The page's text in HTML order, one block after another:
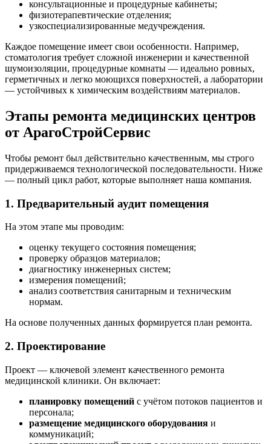
консультационные и процедурные кабинеты;
физиотерапевтические отделения;
узкоспециализированные медучреждения.
Каждое помещение имеет свои особенности. Например,
стоматология требует сложной инженерии и качественной
шумоизоляции, процедурные комнаты — идеально ровных,
герметичных и легко моющихся поверхностей, а лаборатории
— устойчивых к химическим воздействиям материалов.
Этапы ремонта медицинских центров
от АрагоСтройСервис
Чтобы ремонт был действительно качественным, мы строго
придерживаемся технологической последовательности. Ниже
— полный цикл работ, которые выполняет наша компания.
1. Предварительный аудит помещения
На этом этапе мы проводим:
оценку текущего состояния помещения;
проверку образцов материалов;
диагностику инженерных систем;
измерения помещений;
анализ соответствия санитарным и техническим
нормам.
На основе полученных данных формируется план ремонта.
2. Проектирование
Проект — ключевой элемент качественного ремонта
медицинской клиники. Он включает:
планировку помещений с учётом потоков пациентов и
персонала;
размещение медицинского оборудования и
коммуникаций;